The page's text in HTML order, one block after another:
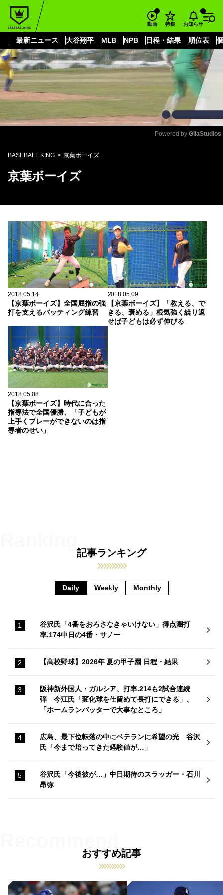
動画 特集 お知らせ
最新ニュース 大谷翔平 MLB NPB 日程・結果 順位表
もっと見る
Powered by GliaStudios
BASEBALL KING 京葉ボーイズ
京葉ボーイズ
2018.05.14
【京葉ボーイズ】全国屈指の強
打を支えるバッティング練習
2018.05.09
【京葉ボーイズ】「教える、で
きる、褒める」根気強く繰り返
せば子どもは必ず伸びる
2018.05.08
【京葉ボーイズ】時代に合った
指導法で全国優勝、「子どもが
上手くプレーができないのは指
導者のせい」
記事ランキング
Daily Weekly Monthly
谷沢氏「4番をおろさなきゃいけない」得点圏打
率.174中日の4番・サノー
【高校野球】2026年 夏の甲子園 日程・結果
阪神新外国人・ガルシア、打率.214も2試合連続
弾 今江氏「変化球を仕留めて長打にできる」、
「ホームランバッターで大事なところ」
広島、最下位転落の中にベテランに希望の光 谷沢
氏「今まで培ってきた経験値が…」
谷沢氏「今後彼が…」中日期待のスラッガー・石川
昂弥
おすすめ記事